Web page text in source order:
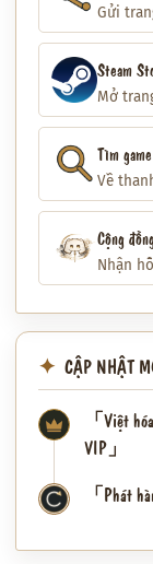
Gửi
Steam
Mở
Tìm
Về
Cộng
Nhận
CẬP NHẬT
「Việt
VIP」
✦ 「Phát